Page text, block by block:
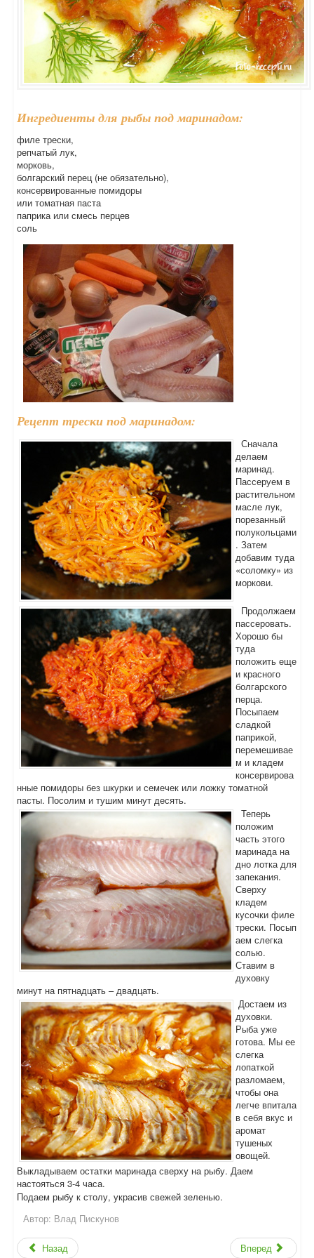
Ингредиенты для рыбы под маринадом:
филе трески,
репчатый лук,
морковь,
болгарский перец (не обязательно),
консервированные помидоры
или томатная паста
паприка или смесь перцев
соль
Рецепт трески под маринадом:
Сначала
делаем
маринад.
Пассеруем в
растительном
масле лук,
порезанный
полукольцами
. Затем
добавим туда
«соломку» из
моркови.
Продолжаем
пассеровать.
Хорошо бы
туда
положить еще
и красного
болгарского
перца.
Посыпаем
сладкой
паприкой,
перемешивае
м и кладем
консервирова
нные помидоры без шкурки и семечек или ложку томатной
пасты. Посолим и тушим минут десять.
Теперь
положим
часть этого
маринада на
дно лотка для
запекания.
Сверху
кладем
кусочки филе
трески. Посып
аем слегка
солью.
Ставим в
духовку
минут на пятнадцать – двадцать.
Достаем из
духовки.
Рыба уже
готова. Мы ее
слегка
лопаткой
разломаем,
чтобы она
легче впитала
в себя вкус и
аромат
тушеных
овощей.
Выкладываем остатки маринада сверху на рыбу. Даем
настояться 3-4 часа.
Подаем рыбу к столу, украсив свежей зеленью.
Автор: Влад Пискунов
Назад Вперед